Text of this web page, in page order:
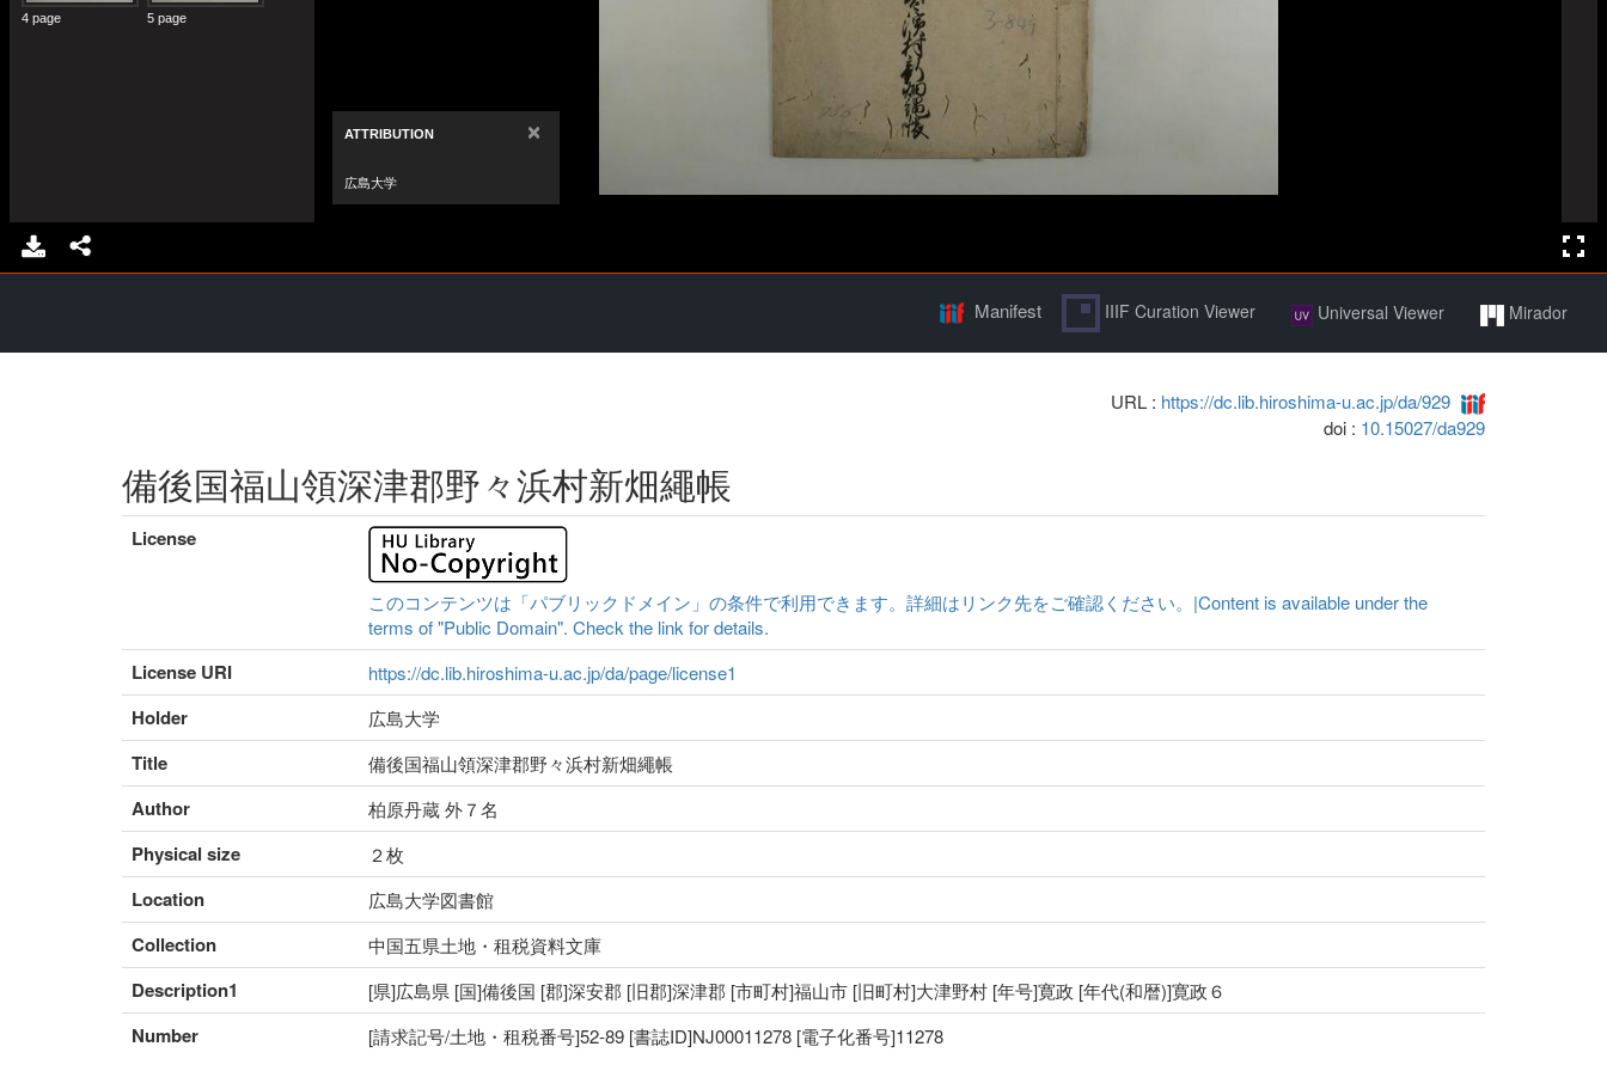
Manifest IIIF Curation Viewer Universal Viewer Mirador
URL : https://dc.lib.hiroshima-u.ac.jp/da/929
doi : 10.15027/da929
備後国福山領深津郡野々浜村新畑繩帳
License
このコンテンツは「パブリックドメイン」の条件で利用できます。詳細はリンク先をご確認ください。|Content is available under the
terms of "Public Domain". Check the link for details.
License URI https://dc.lib.hiroshima-u.ac.jp/da/page/license1
Holder 広島大学
Title 備後国福山領深津郡野々浜村新畑繩帳
Author 柏原丹蔵 外７名
Physical size ２枚
Location 広島大学図書館
Collection 中国五県土地・租税資料文庫
Description1 [県]広島県 [国]備後国 [郡]深安郡 [旧郡]深津郡 [市町村]福山市 [旧町村]大津野村 [年号]寛政 [年代(和暦)]寛政６
Number [請求記号/土地・租税番号]52-89 [書誌ID]NJ00011278 [電子化番号]11278